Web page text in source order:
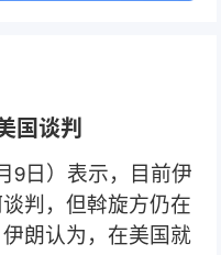
国谈判
9日）表示，目前伊
判，但斡旋方仍在
朗认为，在美国就